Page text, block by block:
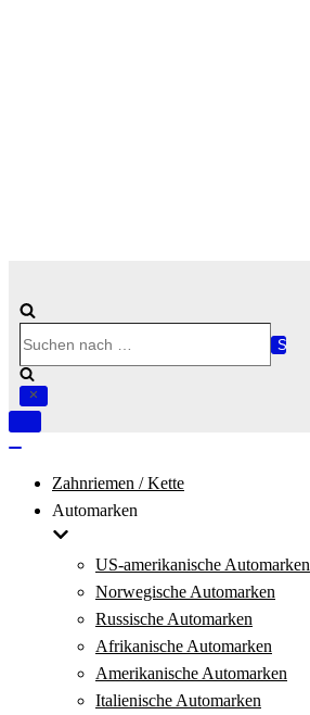
nach …
Navigation
Zahnriemen / Kette
Automarken
US-amerikanische Automarken
Norwegische Automarken
Russische Automarken
Afrikanische Automarken
Amerikanische Automarken
Italienische Automarken